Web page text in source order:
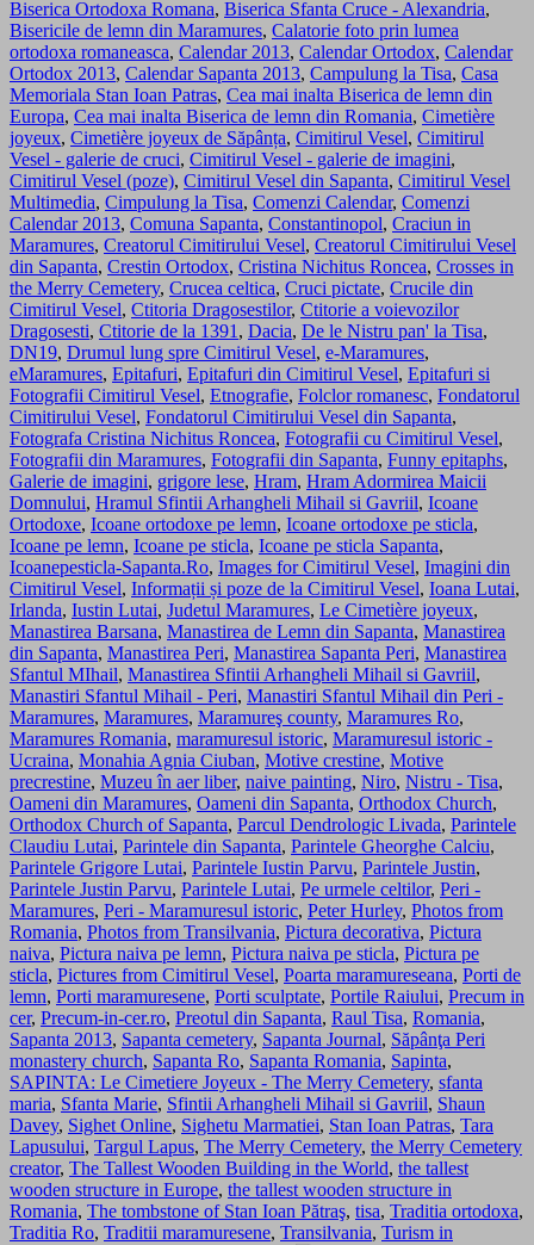
Biserica Ortodoxa Romana, Biserica Sfanta Cruce - Alexandria,
Bisericile de lemn din Maramures, Calatorie foto prin lumea
ortodoxa romaneasca, Calendar 2013, Calendar Ortodox, Calendar
Ortodox 2013, Calendar Sapanta 2013, Campulung la Tisa, Casa
Memoriala Stan Ioan Patras, Cea mai inalta Biserica de lemn din
Europa, Cea mai inalta Biserica de lemn din Romania, Cimetière
joyeux, Cimetière joyeux de Săpânța, Cimitirul Vesel, Cimitirul
Vesel - galerie de cruci, Cimitirul Vesel - galerie de imagini,
Cimitirul Vesel (poze), Cimitirul Vesel din Sapanta, Cimitirul Vesel
Multimedia, Cimpulung la Tisa, Comenzi Calendar, Comenzi
Calendar 2013, Comuna Sapanta, Constantinopol, Craciun in
Maramures, Creatorul Cimitirului Vesel, Creatorul Cimitirului Vesel
din Sapanta, Crestin Ortodox, Cristina Nichitus Roncea, Crosses in
the Merry Cemetery, Crucea celtica, Cruci pictate, Crucile din
Cimitirul Vesel, Ctitoria Dragosestilor, Ctitorie a voievozilor
Dragosesti, Ctitorie de la 1391 , Dacia, De le Nistru pan' la Tisa,
DN19, Drumul lung spre Cimitirul Vesel, e-Maramures,
eMaramures, Epitafuri, Epitafuri din Cimitirul Vesel, Epitafuri si
Fotografii Cimitirul Vesel, Etnografie, Folclor romanesc, Fondatorul
Cimitirului Vesel, Fondatorul Cimitirului Vesel din Sapanta,
Fotografa Cristina Nichitus Roncea, Fotografii cu Cimitirul Vesel,
Fotografii din Maramures, Fotografii din Sapanta, Funny epitaphs,
Galerie de imagini, grigore lese, Hram, Hram Adormirea Maicii
Domnului, Hramul Sfintii Arhangheli Mihail si Gavriil, Icoane
Ortodoxe, Icoane ortodoxe pe lemn, Icoane ortodoxe pe sticla,
Icoane pe lemn, Icoane pe sticla, Icoane pe sticla Sapanta,
Icoanepesticla-Sapanta.Ro, Images for Cimitirul Vesel, Imagini din
Cimitirul Vesel, Informații și poze de la Cimitirul Vesel, Ioana Lutai,
Irlanda, Iustin Lutai, Judetul Maramures, Le Cimetière joyeux,
Manastirea Barsana, Manastirea de Lemn din Sapanta, Manastirea
din Sapanta, Manastirea Peri, Manastirea Sapanta Peri, Manastirea
Sfantul MIhail, Manastirea Sfintii Arhangheli Mihail si Gavriil,
Manastiri Sfantul Mihail - Peri, Manastiri Sfantul Mihail din Peri -
Maramures, Maramures, Maramureş county, Maramures Ro,
Maramures Romania, maramuresul istoric, Maramuresul istoric -
Ucraina, Monahia Agnia Ciuban, Motive crestine, Motive
precrestine, Muzeu în aer liber, naive painting, Niro, Nistru - Tisa,
Oameni din Maramures, Oameni din Sapanta, Orthodox Church,
Orthodox Church of Sapanta, Parcul Dendrologic Livada, Parintele
Claudiu Lutai, Parintele din Sapanta, Parintele Gheorghe Calciu,
Parintele Grigore Lutai, Parintele Iustin Parvu, Parintele Justin,
Parintele Justin Parvu, Parintele Lutai, Pe urmele celtilor, Peri -
Maramures, Peri - Maramuresul istoric, Peter Hurley, Photos from
Romania, Photos from Transilvania, Pictura decorativa, Pictura
naiva, Pictura naiva pe lemn, Pictura naiva pe sticla, Pictura pe
sticla, Pictures from Cimitirul Vesel, Poarta maramureseana, Porti de
lemn, Porti maramuresene, Porti sculptate, Portile Raiului, Precum in
cer, Precum-in-cer.ro, Preotul din Sapanta, Raul Tisa, Romania,
Sapanta 2013, Sapanta cemetery, Sapanta Journal, Săpânţa Peri
monastery church, Sapanta Ro, Sapanta Romania, Sapinta,
SAPINTA: Le Cimetiere Joyeux - The Merry Cemetery, sfanta
maria, Sfanta Marie, Sfintii Arhangheli Mihail si Gavriil, Shaun
Davey, Sighet Online, Sighetu Marmatiei, Stan Ioan Patras, Tara
Lapusului, Targul Lapus, The Merry Cemetery, the Merry Cemetery
creator, The Tallest Wooden Building in the World, the tallest
wooden structure in Europe, the tallest wooden structure in
Romania, The tombstone of Stan Ioan Pătraş, tisa, Traditia ortodoxa,
Traditia Ro, Traditii maramuresene, Transilvania, Turism in